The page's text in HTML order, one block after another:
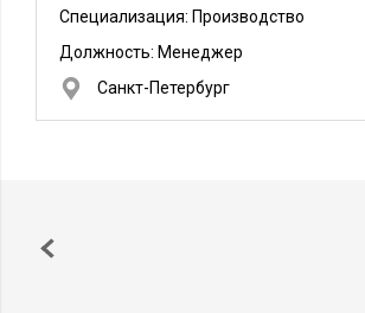
Специализация: Производство
Должность: Менеджер
Санкт-Петербург